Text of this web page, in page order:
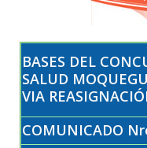
BASES DEL
SALUD
VIA
COMUNICADO